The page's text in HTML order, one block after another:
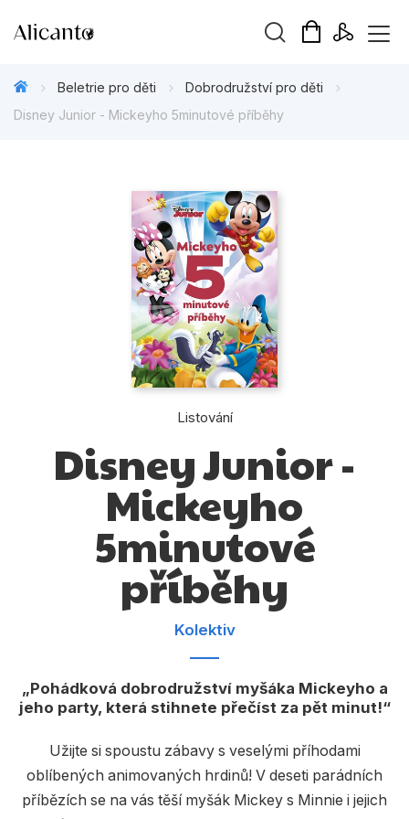
Připravujeme
Tipy redakce
Beletrie pro děti
Beletrie pro dospělé
Dárkové publikace
Dárkové zboží
Kalendáře
Počítače
Poezie
Populárně - naučná pro dospělé
Beletrie pro děti
Dobrodružství pro děti
Disney Junior - Mickeyho 5minutové příběhy
Listování
Disney Junior -
Mickeyho
5minutové
příběhy
Kolektiv
Pohádková dobrodružství myšáka Mickeyho a
jeho party, která stihnete přečíst za pět minut!
Užijte si spoustu zábavy s veselými příhodami
oblíbených animovaných hrdinů! V deseti parádních
příbězích se na vás těší myšák Mickey s Minnie i jejich